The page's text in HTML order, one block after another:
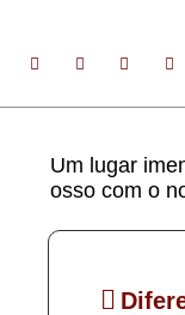
Um lugar
osso com o